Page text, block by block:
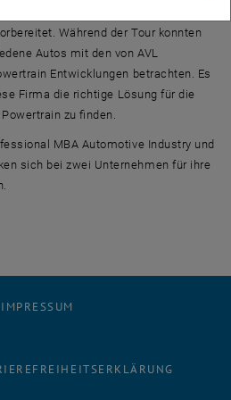
Während der Tour konnten
Autos mit den von AVL
Entwicklungen betrachten. Es
Firma die richtige Lösung für die
zu finden.
MBA Automotive Industry und
sich bei zwei Unternehmen für ihre
IMPRESSUM